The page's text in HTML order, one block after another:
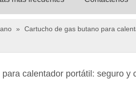
» Cartucho de gas butano para
calentador portátil: seguro y